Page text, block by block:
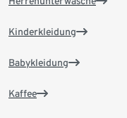
Kinderkleidung
Babykleidung
Kaffee